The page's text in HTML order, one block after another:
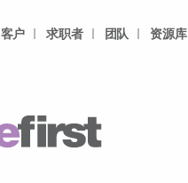
客户 求职者 团队 资源库